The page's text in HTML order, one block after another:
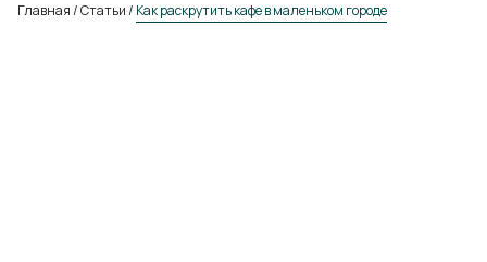
Главная/Статьи/ Как раскрутить кафе в маленьком городе